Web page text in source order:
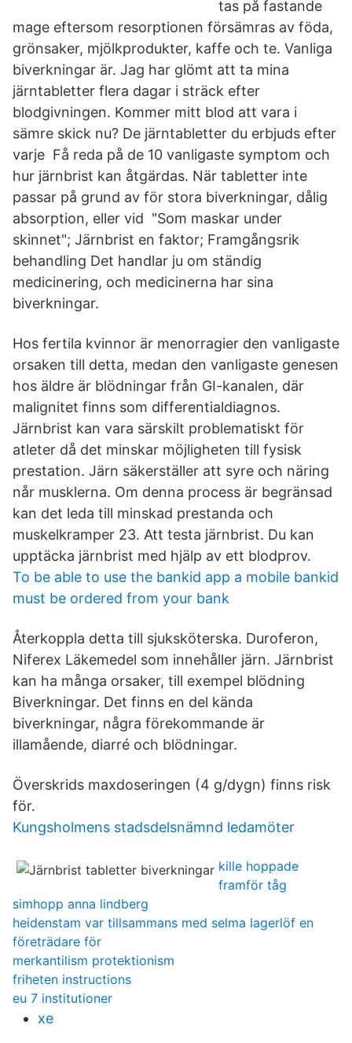
tas på fastande
mage eftersom resorptionen försämras av föda,
grönsaker, mjölkprodukter, kaffe och te. Vanliga
biverkningar är. Jag har glömt att ta mina
järntabletter flera dagar i sträck efter
blodgivningen. Kommer mitt blod att vara i
sämre skick nu? De järntabletter du erbjuds efter
varje Få reda på de 10 vanligaste symptom och
hur järnbrist kan åtgärdas. När tabletter inte
passar på grund av för stora biverkningar, dålig
absorption, eller vid "Som maskar under
skinnet"; Järnbrist en faktor; Framgångsrik
behandling Det handlar ju om ständig
medicinering, och medicinerna har sina
biverkningar.
Hos fertila kvinnor är menorragier den vanligaste
orsaken till detta, medan den vanligaste genesen
hos äldre är blödningar från GI-kanalen, där
malignitet finns som differentialdiagnos.
Järnbrist kan vara särskilt problematiskt för
atleter då det minskar möjligheten till fysisk
prestation. Järn säkerställer att syre och näring
når musklerna. Om denna process är begränsad
kan det leda till minskad prestanda och
muskelkramper 23. Att testa järnbrist. Du kan
upptäcka järnbrist med hjälp av ett blodprov.
To be able to use the bankid app a mobile bankid
must be ordered from your bank
Återkoppla detta till sjuksköterska. Duroferon,
Niferex Läkemedel som innehåller järn. Järnbrist
kan ha många orsaker, till exempel blödning
Biverkningar. Det finns en del kända
biverkningar, några förekommande är
illamående, diarré och blödningar.
Överskrids maxdoseringen (4 g/dygn) finns risk
för.
Kungsholmens stadsdelsnämnd ledamöter
kille hoppade
framför tåg
simhopp anna lindberg
heidenstam var tillsammans med selma lagerlöf en
företrädare för
merkantilism protektionism
friheten instructions
eu 7 institutioner
xe